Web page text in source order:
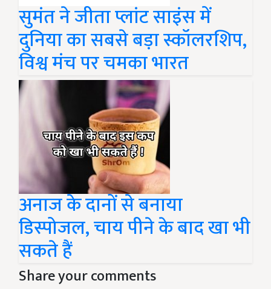
सुमंत ने जीता प्लांट साइंस में
दुनिया का सबसे बड़ा स्कॉलरशिप,
विश्व मंच पर चमका भारत
अनाज के दानों से बनाया
डिस्पोजल, चाय पीने के बाद खा भी
सकते हैं
Share your comments